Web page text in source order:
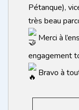
Pétanque),
très beau
Merci à
engagement
Bravo à